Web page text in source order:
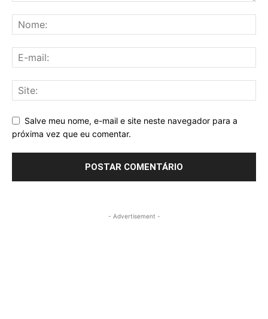
Salve meu nome, e-mail e site neste navegador para a
próxima vez que eu comentar.
- Advertisement -